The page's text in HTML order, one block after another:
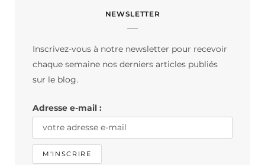
e
t
m
T
NEWSLETTER
Inscrivez-vous à notre newsletter pour recevoir
chaque semaine nos derniers articles publiés
sur le blog.
Adresse e-mail :